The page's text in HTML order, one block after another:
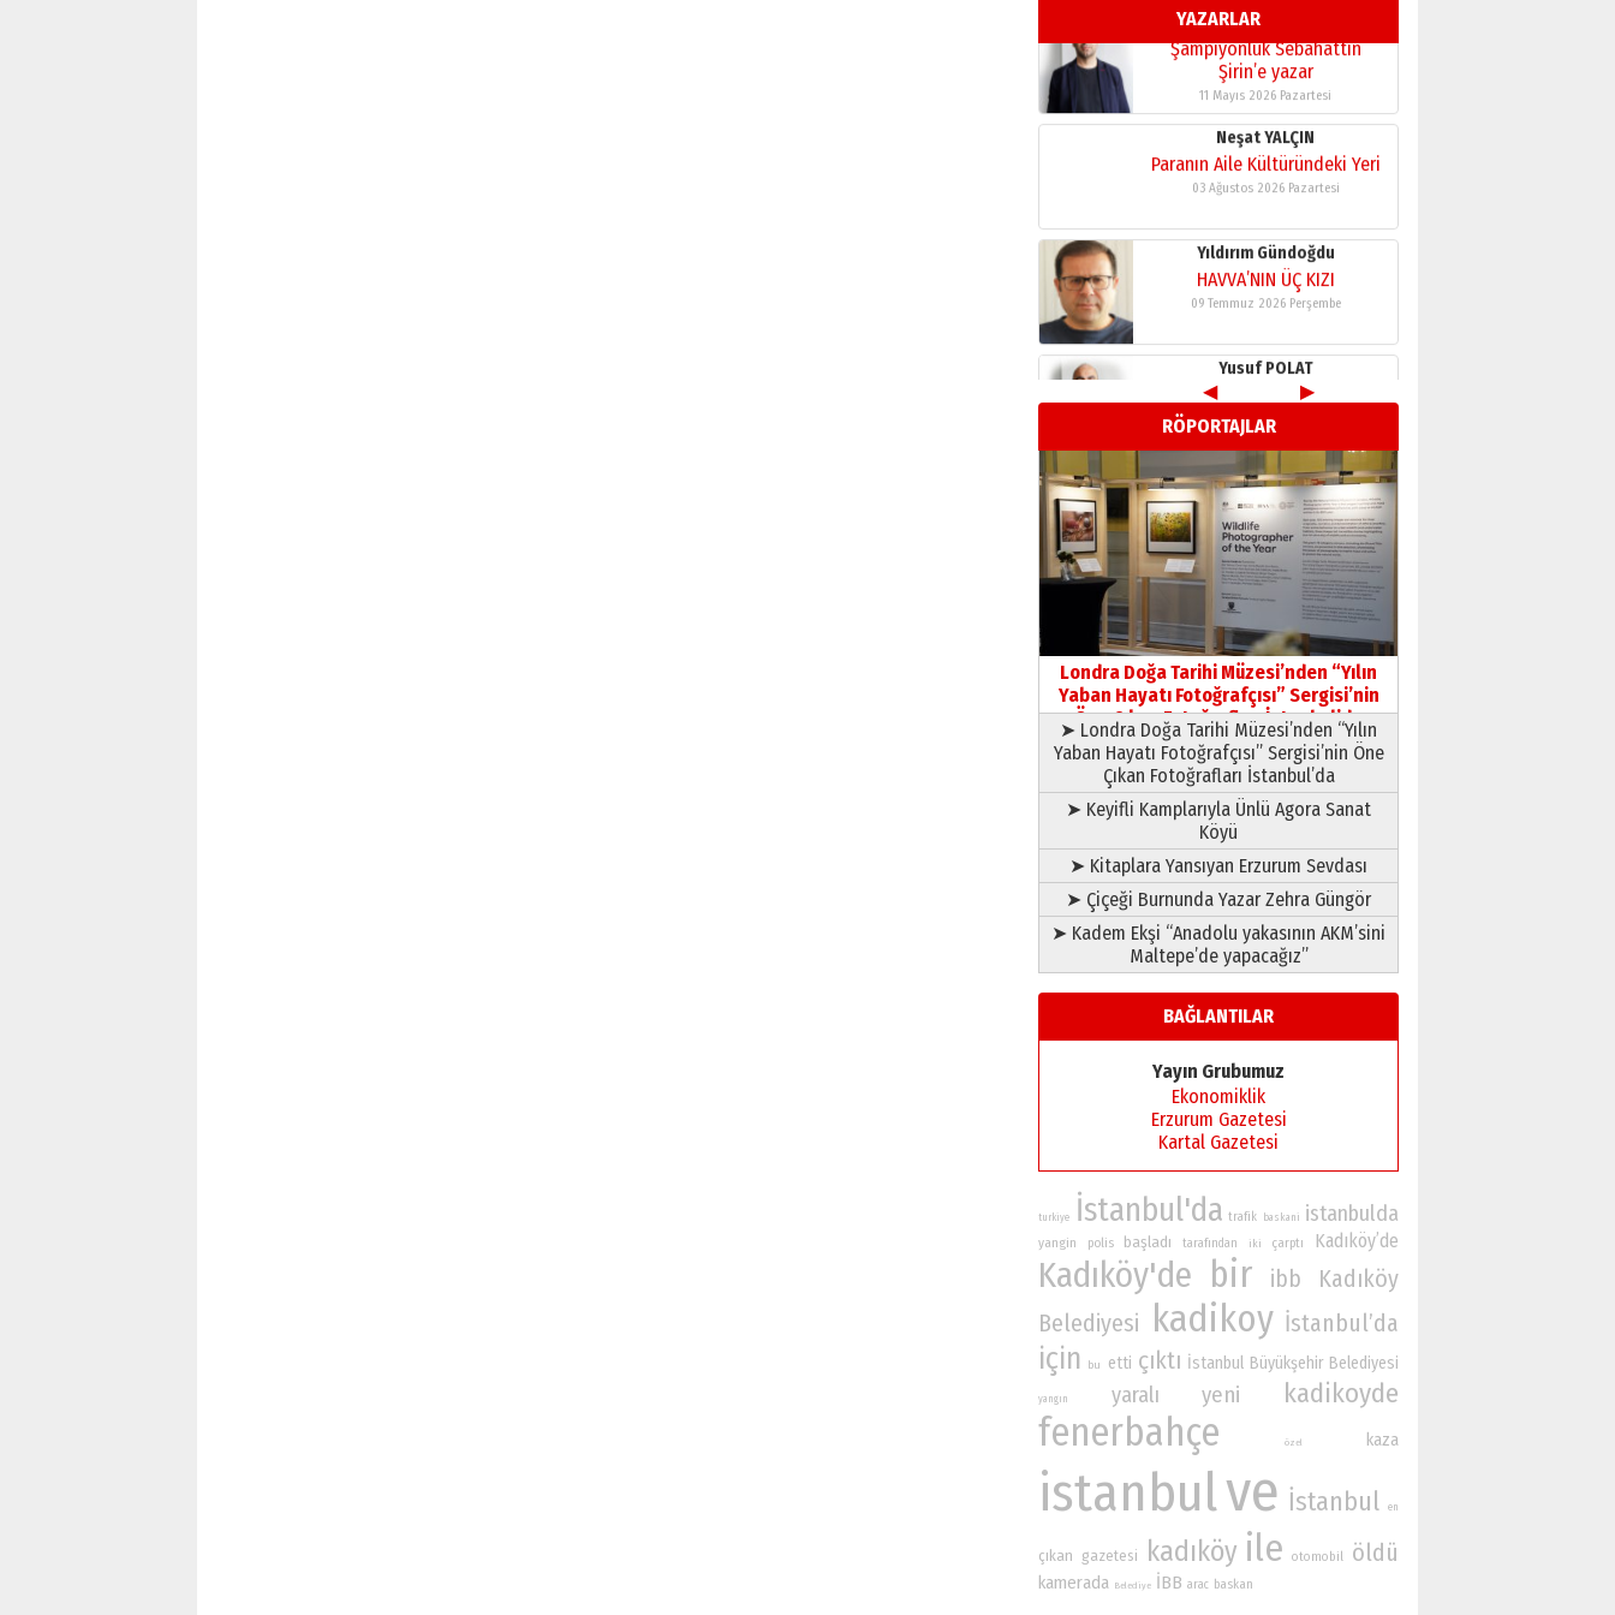
YAZARLAR
11 Mayıs 2026 Pazartesi
Neşat YALÇIN
Paranın Aile Kültüründeki Yeri
03 Ağustos 2026 Pazartesi
Yıldırım Gündoğdu
HAVVA’NIN ÜÇ KIZI
Yusuf POLAT
Şampiyonluk Sebahattin
11 Mayıs 2026 Pazartesi
Neşat YALÇIN
Paranın Aile Kültüründeki Yeri
03 Ağustos 2026 Pazartesi
Yıldırım Gündoğdu
HAVVA’NIN ÜÇ KIZI
09 Temmuz 2026 Perşembe
Yusuf POLAT
Şampiyonluk Sebahattin
Şirin’e yazar
11 Mayıs 2026 Pazartesi
◀
▶
RÖPORTAJLAR
Londra Doğa Tarihi Müzesi’nden “Yılın
Yaban Hayatı Fotoğrafçısı” Sergisi’nin
Öne Çıkan Fotoğrafları İstanbul’da
➤ Londra Doğa Tarihi Müzesi’nden “Yılın
Yaban Hayatı Fotoğrafçısı” Sergisi’nin Öne
Çıkan Fotoğrafları İstanbul’da
➤ Keyifli Kamplarıyla Ünlü Agora Sanat
Köyü
➤ Kitaplara Yansıyan Erzurum Sevdası
➤ Çiçeği Burnunda Yazar Zehra Güngör
➤ Kadem Ekşi “Anadolu yakasının AKM’sini
Maltepe’de yapacağız”
BAĞLANTILAR
Yayın Grubumuz
Ekonomiklik
Erzurum Gazetesi
Kartal Gazetesi
turkiye İstanbul'da trafik baskani istanbulda
yangin polis başladı tarafından iki çarptı Kadıköy’de
Kadıköy'de bir ibb
Kadıköy
Belediyesi
kadikoy İstanbul’da
için bu etti çıktı İstanbul Büyükşehir Belediyesi
yangın yaralı yeni kadikoyde
fenerbahçe özel kaza
istanbulve İstanbul en
çıkan gazetesi kadıköy ile otomobil öldü
kamerada Belediye İBB arac baskan